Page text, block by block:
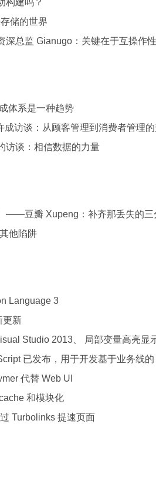
构建吗？
储的世界
深总监 Gianugo：关键在于互操作性
体系是一种趋势
成访谈：从顾客管理到消费者管理
访谈：相信数据的力量
——豆瓣 Xupeng：补齐那丢失的三
他陷阱
Language 3
更新
Studio 2013、 局部变量高亮显
已发布，用于开发基于业务线
代替 Web UI
和模块化
Turbolinks 提速页面